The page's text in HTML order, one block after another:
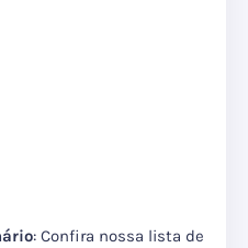
: Confira nossa lista de